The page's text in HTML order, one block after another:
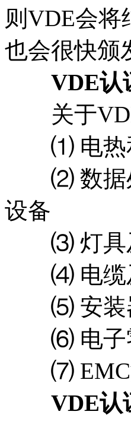
则VDE会将
也会很快颁
VDE认
关于VDE
⑴ 电热和
⑵ 数据处
设备
⑶ 灯具及
⑷ 电缆及
⑸ 安装器
⑹ 电子
⑺ EMC
VDE认